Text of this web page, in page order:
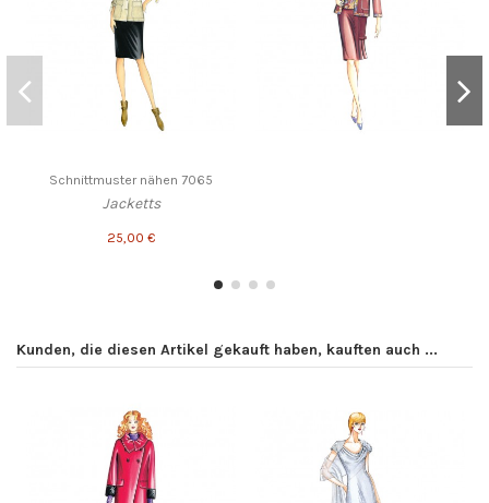
Schnittmuster nähen 7065
Jacketts
25,00 €
Kunden, die diesen Artikel gekauft haben, kauften auch ...